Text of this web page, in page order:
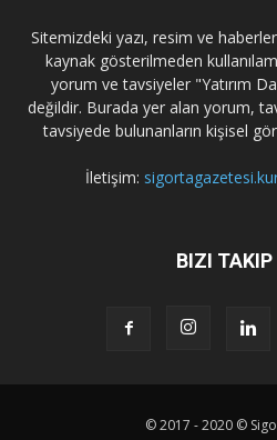
Sitemizdeki yazı, resim ve
kaynak gösterilmeden
yorum ve tavsiyeler "Yatırım
değildir. Burada yer alan yorum,
tavsiyede bulunanların kişisel
İletişim:
BIZI TAKIP
© 2017 - 2020 ©